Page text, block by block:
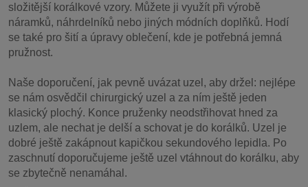
složitější korálkové vzory. Můžete ji využít při výrobě
náramků, náhrdelníků nebo jiných módních doplňků. Hodí
se také pro šití a úpravy oblečení, kde je potřebná jemná
pružnost.
Naše doporučení, jak pevně uvázat uzel, aby držel: nejlépe
se nám osvědčil chirurgický uzel a za ním ještě jeden
klasický plochý. Konce pruženky neodstřihovat hned za
uzlem, ale nechat je delší a schovat je do korálků. Uzel je
dobré ještě zakápnout kapičkou sekundového lepidla. Po
zaschnutí doporučujeme ještě uzel vtáhnout do korálku, aby
se zbytečně nenamáhal.